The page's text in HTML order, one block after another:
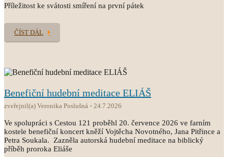
Příležitost ke svátosti smíření na první pátek
ČÍST DÁL
Benefiční hudební meditace ELIÁŠ
zveřejnil(a) Veronika Poslušná 24.7.2026
Ve spolupráci s Cestou 121 proběhl 20. července 2026 ve farním
kostele benefiční koncert kněží Vojtěcha Novotného, Jana Pitřince a
Petra Soukala. Zazněla autorská hudební meditace na biblický
příběh proroka Eliáše